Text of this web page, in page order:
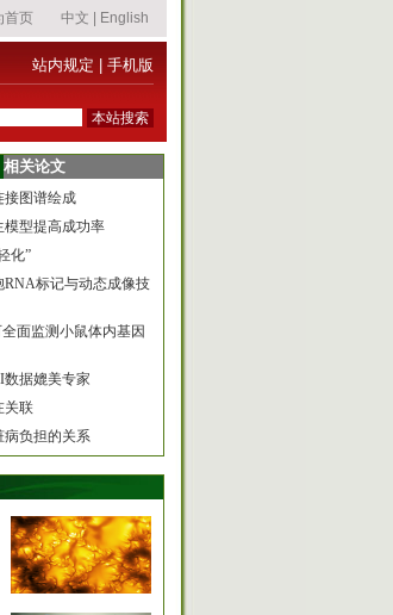
站内规定 手机版
相关论文
接图谱绘成
模型提高成功率
化”
标记与动态成像技
面监测小鼠体内基因
据媲美专家
关联
病负担的关系